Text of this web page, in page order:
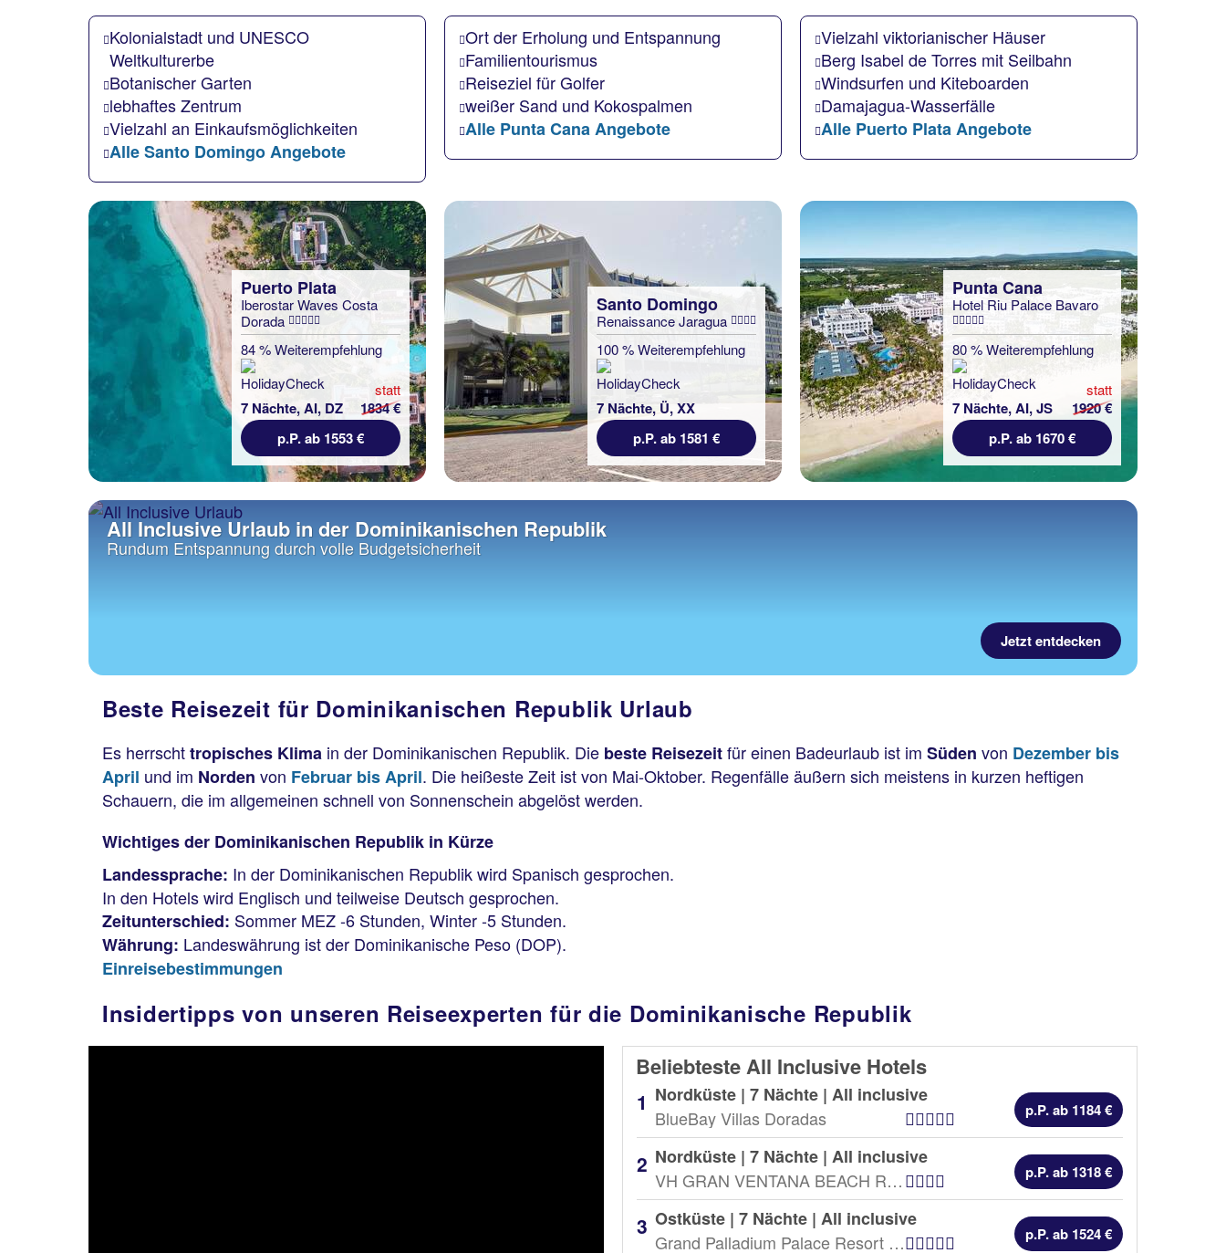
Kolonialstadt und UNESCO
Weltkulturerbe
Botanischer Garten
lebhaftes Zentrum
Vielzahl an Einkaufsmöglichkeiten
Alle Santo Domingo Angebote
Ort der Erholung und Entspannung
Familientourismus
Reiseziel für Golfer
weißer Sand und Kokospalmen
Alle Punta Cana Angebote
Vielzahl viktorianischer Häuser
Berg Isabel de Torres mit Seilbahn
Windsurfen und Kiteboarden
Damajagua-Wasserfälle
Alle Puerto Plata Angebote
Puerto Plata
Iberostar Waves Costa
Dorada
84 % Weiterempfehlung
7 Nächte, AI, DZ
statt
1834 €
p.P. ab 1553 €
Santo Domingo
Renaissance Jaragua
100 % Weiterempfehlung
7 Nächte, Ü, XX
p.P. ab 1581 €
Punta Cana
Hotel Riu Palace Bavaro
80 % Weiterempfehlung
7 Nächte, AI, JS
statt
1920 €
p.P. ab 1670 €
All Inclusive Urlaub in der Dominikanischen Republik
Rundum Entspannung durch volle Budgetsicherheit
Jetzt entdecken
Beste Reisezeit für Dominikanischen Republik Urlaub
Es herrschttropisches Klima in der Dominikanischen Republik. Die beste Reisezeitfür einen Badeurlaub ist im Süden von Dezember bis
April und im Norden von Februar bis April. Die heißeste Zeit ist von Mai-Oktober. Regenfälle äußern sich meistens in kurzen heftigen
Schauern, die im allgemeinen schnell von Sonnenschein abgelöst werden.
Wichtiges der Dominikanischen Republik in Kürze
Landessprache: In der Dominikanischen Republik wird Spanisch gesprochen.
In den Hotels wird Englisch und teilweise Deutsch gesprochen.
Zeitunterschied: Sommer MEZ -6 Stunden, Winter -5 Stunden.
Währung: Landeswährung ist der Dominikanische Peso (DOP).
Einreisebestimmungen
Insidertipps von unseren Reiseexperten für die Dominikanische Republik
Beliebteste All Inclusive Hotels
Nordküste | 7 Nächte | All inclusive
BlueBay Villas Doradas
Hotel Kategorien
p.P. ab 1184 €
Nordküste | 7 Nächte | All inclusive
VH GRAN VENTANA BEACH RESORT - PUERTO PLATA
Hotel Kategorienp.P. ab 1318 €
Ostküste | 7 Nächte | All inclusive
Grand Palladium Palace Resort Spa & Casino
Hotel Kategorien
p.P. ab 1524 €